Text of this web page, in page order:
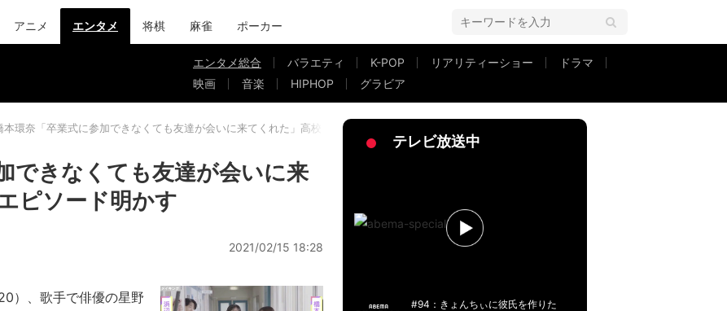
アニメ エンタメ 将棋 麻雀 ポーカー
エンタメ総合 バラエティ K-POP リアリティーショー
ドラマ
映画
音楽 HIPHOP グラビア
本環奈「卒業式に参加できなくても友達が会いに来てくれた」高校当時のエピソード明かす
できなくても友達が会いに来
ピソード明かす
2021/02/15 18:28
）、歌手で俳優の星野
テレビ放送中
#94：きょんちぃに彼氏を作りた